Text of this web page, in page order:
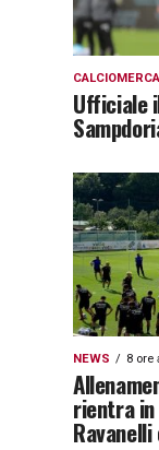
Ufficiale
NEWS 8 ore
rientra